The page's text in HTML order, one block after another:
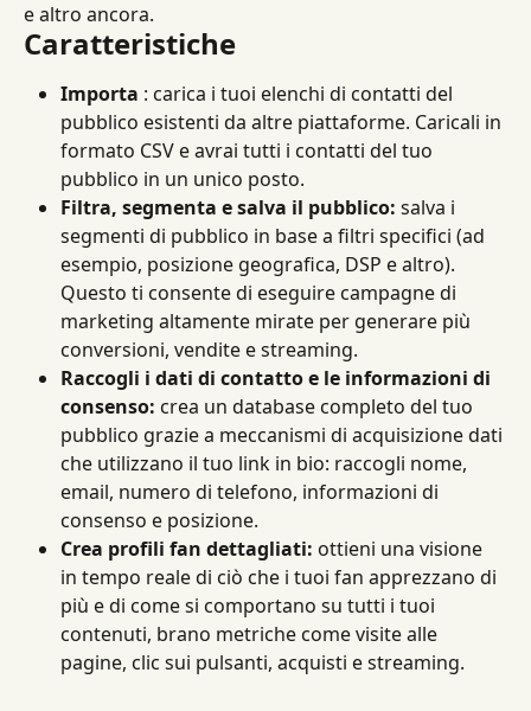
e altro ancora.
Caratteristiche
Importa : carica i tuoi elenchi di contatti del
pubblico esistenti da altre piattaforme. Caricali in
formato CSV e avrai tutti i contatti del tuo
pubblico in un unico posto.
Filtra, segmenta e salva il pubblico: salva i
segmenti di pubblico in base a filtri specifici (ad
esempio, posizione geografica, DSP e altro).
Questo ti consente di eseguire campagne di
marketing altamente mirate per generare più
conversioni, vendite e streaming.
Raccogli i dati di contatto e le informazioni di
consenso: crea un database completo del tuo
pubblico grazie a meccanismi di acquisizione dati
che utilizzano il tuo link in bio: raccogli nome,
email, numero di telefono, informazioni di
consenso e posizione.
Crea profili fan dettagliati: ottieni una visione
in tempo reale di ciò che i tuoi fan apprezzano di
più e di come si comportano su tutti i tuoi
contenuti, brano metriche come visite alle
pagine, clic sui pulsanti, acquisti e streaming.